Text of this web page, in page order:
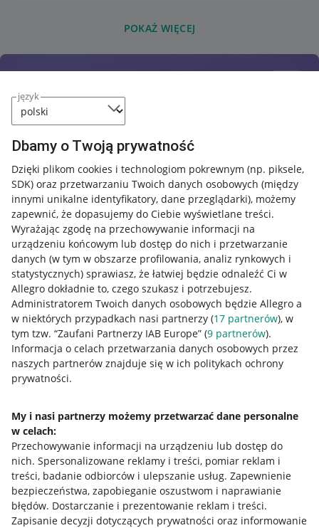
język
Dbamy o Twoją prywatność
Dzięki plikom cookies i technologiom pokrewnym (np. piksele,
SDK) oraz przetwarzaniu Twoich danych osobowych (między
innymi unikalne identyfikatory, dane przeglądarki), możemy
zapewnić, że dopasujemy do Ciebie wyświetlane treści.
Wyrażając zgodę na przechowywanie informacji na
urządzeniu końcowym lub dostęp do nich i przetwarzanie
danych (w tym w obszarze profilowania, analiz rynkowych i
statystycznych) sprawiasz, że łatwiej będzie odnaleźć Ci w
Allegro dokładnie to, czego szukasz i potrzebujesz.
Administratorem Twoich danych osobowych będzie Allegro a
w niektórych przypadkach nasi partnerzy (17 partnerów), w
tym tzw. “Zaufani Partnerzy IAB Europe” (9 partnerów).
Informacja o celach przetwarzania danych osobowych przez
naszych partnerów znajduje się w ich politykach ochrony
prywatności.
My i nasi partnerzy możemy przetwarzać dane personalne
w celach:
Przechowywanie informacji na urządzeniu lub dostęp do
nich. Spersonalizowane reklamy i treści, pomiar reklam i
treści, badanie odbiorców i ulepszanie usług. Zapewnienie
bezpieczeństwa, zapobieganie oszustwom i naprawianie
błędów. Dostarczanie i prezentowanie reklam i treści.
Zapisanie decyzji dotyczących prywatności oraz informowanie
POKAŻ WIĘCEJ
Przydatne informacje
Jak to działa
Allegro Gadane dla sprzedających
Allegro Gadane dla kupujących
Mapa miejscowości
Informacje prawne